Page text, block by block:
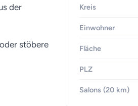
der
stöbere
Kreis
Einwohner
Fläche
PLZ
Salons (20 km)